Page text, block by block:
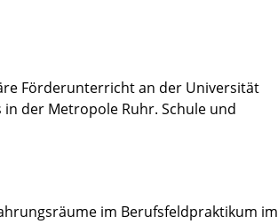
Förderunterricht an der Universität
in der Metropole Ruhr. Schule und
im Berufsfeldpraktikum im